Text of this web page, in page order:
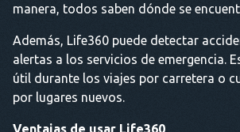
manera, todos saben dónde se
Además, Life360 puede detectar
alertas a los servicios de emergencia.
útil durante los viajes por carretera o
por lugares nuevos.
Ventajas de usar Life360